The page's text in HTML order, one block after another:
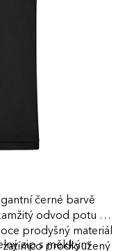
černé barvě
odvod potu a
prodyšný materiál
zatímco prodloužený
zip s měkkým